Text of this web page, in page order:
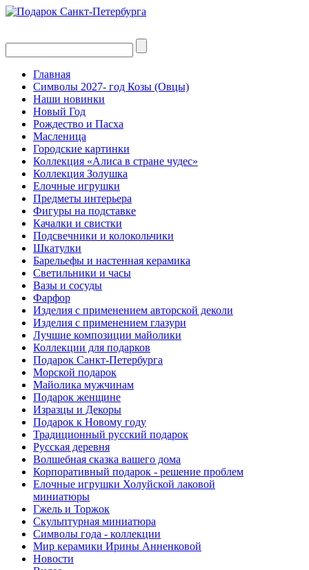
Главная
Символы 2027- год Козы (Овцы)
Наши новинки
Новый Год
Рождество и Пасха
Масленица
Городские картинки
Коллекция «Алиса в стране чудес»
Коллекция Золушка
Елочные игрушки
Предметы интерьера
Фигуры на подставке
Качалки и свистки
Подсвечники и колокольчики
Шкатулки
Барельефы и настенная керамика
Светильники и часы
Вазы и сосуды
Фарфор
Изделия с применением авторской деколи
Изделия с применением глазури
Лучшие композиции майолики
Коллекции для подарков
Подарок Санкт-Петербурга
Морской подарок
Майолика мужчинам
Подарок женщине
Изразцы и Декоры
Подарок к Новому году
Традиционный русский подарок
Русская деревня
Волшебная сказка вашего дома
Корпоративный подарок - решение проблем
Елочные игрушки Холуйской лаковой
миниатюры
Гжель и Торжок
Скульптурная миниатюра
Символы года - коллекции
Мир керамики Ирины Анненковой
Новости